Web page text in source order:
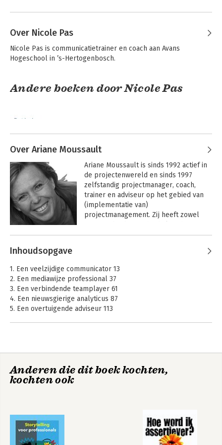
Over Nicole Pas
Nicole Pas is communicatietrainer en coach aan Avans
Hogeschool in ’s-Hertogenbosch.
Andere boeken door Nicole Pas
Basisboek
communiceren
Bekijk alle boeken
Over Ariane Moussault
Ariane Moussault is sinds 1992 actief in
de projectenwereld en sinds 1997
zelfstandig projectmanager, coach,
trainer en adviseur op het gebied van
(implementatie van)
projectmanagement. Zij heeft zowel
bedrijfsleven met het succesvol
Andere boeken door Ariane
Moussault
Wegwijzer voor
Inhoudsopgave
1. Een veelzijdige communicator 13
2. Een mediawijze professional 37
3. Een verbindende teamplayer 61
4. Een nieuwsgierige analyticus 87
5. Een overtuigende adviseur 113
Illustratieverantwoording 260
Anderen die dit boek kochten,
kochten ook